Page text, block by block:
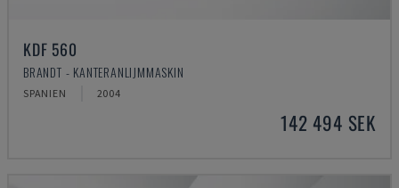
KDF 560
BRANDT - KANTERANLIJMMASKIN
SPANIEN 2004
142 494 SEK